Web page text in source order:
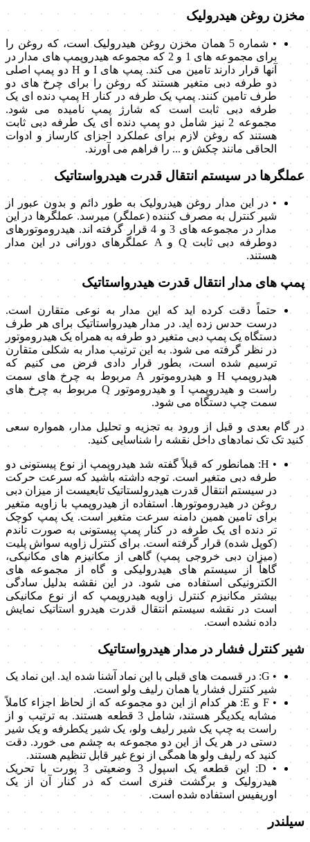
مخزن روغن هیدرولیک
• شماره 5 همان مخزن روغن هیدرولیک است، که روغن را
برای مجموعه های 1 و 2 که مجموعه هیدروپمپ های مدار در
آنها قرار دارند تامین می کند. پمپ های I و H دو پمپ اصلی
دو طرفه دبی متغیر هستند که روغن را برای چرخ های دو
طرف تامین کنند. پمپ یک طرفه در کنار H پمپ دنده ای یک
طرفه دبی ثابت است که شارژ پمپ نامیده می شود.
مجموعه 2 نیز شامل دو پمپ دنده ای یک طرفه دبی ثابت
هستند که روغن لازم برای عملکرد اجزای کارساز و ادوات
الحاقی مانند چکش و ... را فراهم می آورند.
عملگرها در سیستم انتقال قدرت هیدرواستاتیک
• در این مدار روغن هیدرولیک به طور دائم و بدون عبور از
شیر کنترل به مصرف کننده (عملگر) میرسد. عملگرها در این
مدار در مجموعه های 3 و 4 قرار گرفته اند. هیدروموتورهای
دوطرفه دبی ثابت Q و A عملگرهای دورانی در این مدار
هستند.
پمپ های مدار انتقال قدرت هیدرواستاتیک
حتماً دقت کرده اید که این مدار به نوعی متقارن است.
درست حدس زده اید. در مدار هیدرواستاتیک برای هر طرف
دستگاه یک پمپ دبی متغیر دو طرفه به همراه یک هیدروموتور
در نظر گرفته می شود. به این ترتیب مدار به شکلی متقارن
ترسیم شده است، بطور قرار دادی فرض می کنیم که
هیدروپمپ H و هیدروموتور A مربوط به چرخ های سمت
راست و هیدروپمپ I و هیدروموتور Q مربوط به چرخ های
سمت چپ دستگاه می شود.
در گام بعدی و قبل از ورود به تجزیه و تحلیل مدار، همواره سعی
کنید تک تک نمادهای داخل نقشه را شناسایی کنید.
• H: همانطور که قبلاً گفته شد هیدروپمپ از نوع پیستونی دو
طرفه دبی متغیر است. توجه داشته باشید که سرعت حرکت
در سیستم انتقال قدرت هیدرولستاتیک تابعیست از میزان دبی
روغن در هیدروموتورها. استفاده از هیدروپمپ با زاویه متغیر
برای تامین همین دامنه سرعت متغیر است. یک پمپ کوچک
تر دنده ای یک طرفه در کنار پمپ پیستونی به صورت تاندم
(کوپل شده) قرار گرفته است. برای کنترل زاویه سواش پلیت
(میزان دبی خروجی پمپ) گاهی از مکانیزم های مکانیکی،
گاهاً از سیستم های هیدرولیکی و گاه از مجموعه های
الکترونیکی استفاده می شود. در این نقشه بدلیل سادگی
بیشتر مکانیزم کنترل زاویه هیدروپمپ که از نوع مکانیکی
است در نقشه سیستم انتقال قدرت هیدرو استاتیک نمایش
داده نشده است.
شیر کنترل فشار در مدار هیدرواستاتیک
• G: در قسمت های قبلی با این نماد آشنا شده اید. این نماد یک
شیر کنترل فشار یا همان رلیف ولو است.
• F و E: هر کدام از این دو مجموعه که از لحاظ اجزاء کاملاً
مشابه یکدیگر هستند، شامل 3 قطعه هستند. به ترتیب و از
راست به چپ یک شیر رلیف ولو، یک شیر یکطرفه و یک شیر
دستی در هر یک از این دو مجموعه به چشم می خورد. دقت
کنید که رلیف ولو ها همگی از نوع غیر قابل تنظیم هستند.
• D: این قطعه یک اسپول 3 وضعیتی 3 پورت با تحریک
هیدرولیک و برگشت فنری است که در کنار آن از یک
اوریفیس استفاده شده است.
سیلندر